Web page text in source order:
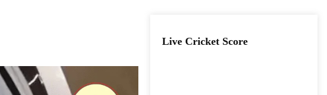
Live Cricket Score